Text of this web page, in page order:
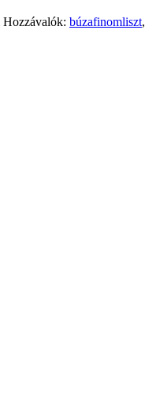
Hozzávalók: búzafinomliszt,